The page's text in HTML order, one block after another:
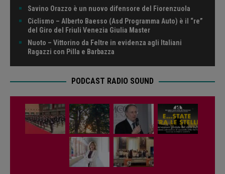
Savino Orazzo è un nuovo difensore del Fiorenzuola
Ciclismo – Alberto Baesso (Asd Programma Auto) è il “re”
del Giro del Friuli Venezia Giulia Master
Nuoto – Vittorino da Feltre in evidenza agli Italiani
Ragazzi con Pilla e Barbazza
PODCAST RADIO SOUND